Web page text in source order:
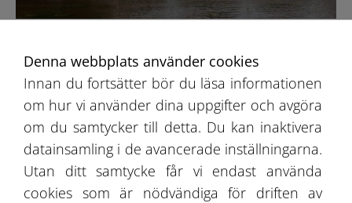
Zegrze Festhall
Denna webbplats använder cookies
Innan du fortsätter bör du läsa informationen
om hur vi använder dina uppgifter och avgöra
om du samtycker till detta. Du kan inaktivera
datainsamling i de avancerade inställningarna.
Utan ditt samtycke får vi endast använda
cookies som är nödvändiga för driften av